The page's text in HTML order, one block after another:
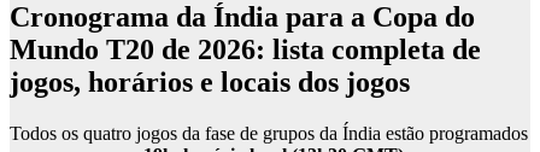
Cronograma da Índia para a Copa do
Mundo T20 de 2026: lista completa de
jogos, horários e locais dos jogos
Todos os quatro jogos da fase de grupos da Índia estão programados